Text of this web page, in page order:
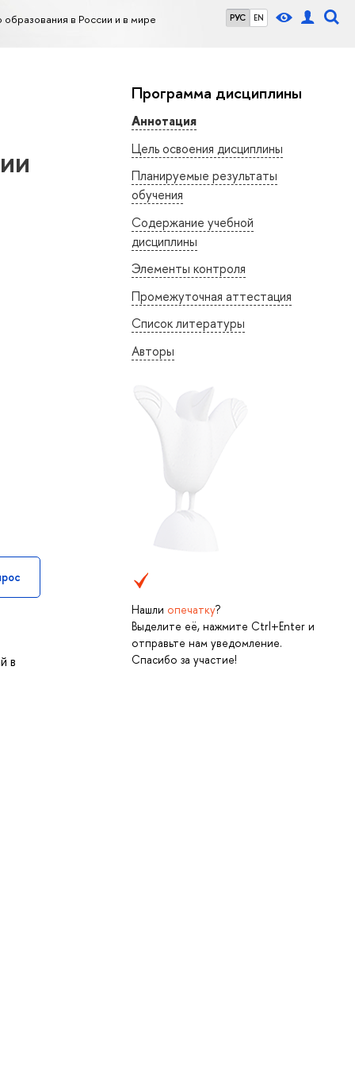
РУС EN
в России и в мире
Программа дисциплины
Аннотация
Цель освоения дисциплины
Планируемые результаты
обучения
Содержание учебной
дисциплины
Элементы контроля
Промежуточная аттестация
Список литературы
Авторы
Нашли опечатку?
Выделите её, нажмите Ctrl+Enter и
отправьте нам уведомление.
Спасибо за участие!
в